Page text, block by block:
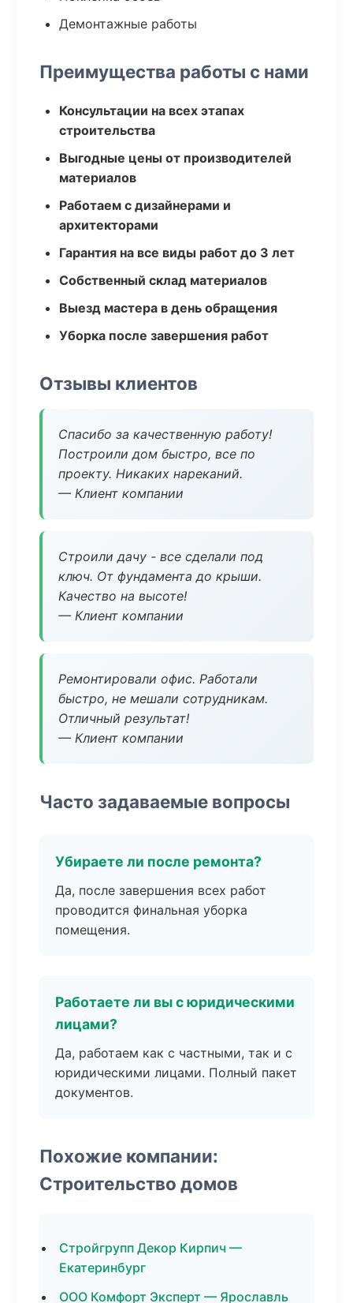
Демонтажные работы
Преимущества работы с нами
Консультации на всех этапах
строительства
Выгодные цены от производителей
материалов
Работаем с дизайнерами и
архитекторами
Гарантия на все виды работ до 3 лет
Собственный склад материалов
Выезд мастера в день обращения
Уборка после завершения работ
Отзывы клиентов
Спасибо за качественную работу!
Построили дом быстро, все по
проекту. Никаких нареканий.
— Клиент компании
Строили дачу - все сделали под
ключ. От фундамента до крыши.
Качество на высоте!
— Клиент компании
Ремонтировали офис. Работали
быстро, не мешали сотрудникам.
Отличный результат!
— Клиент компании
Часто задаваемые вопросы
Убираете ли после ремонта?
Да, после завершения всех работ
проводится финальная уборка
помещения.
Работаете ли вы с юридическими
лицами?
Да, работаем как с частными, так и с
юридическими лицами. Полный пакет
документов.
Похожие компании:
Строительство домов
Стройгрупп Декор Кирпич —
Екатеринбург
ООО Комфорт Эксперт — Ярославль